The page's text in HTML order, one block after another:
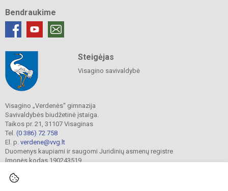
Bendraukime
Steigėjas
Visagino savivaldybė
Visagino „Verdenės“ gimnazija
Savivaldybės biudžetinė įstaiga.
Taikos pr. 21, 31107 Visaginas
Tel. (0 386) 72 758
El. p. verdene@vvg.lt
Duomenys kaupiami ir saugomi Juridinių asmenų registre
Įmonės kodas 190243519